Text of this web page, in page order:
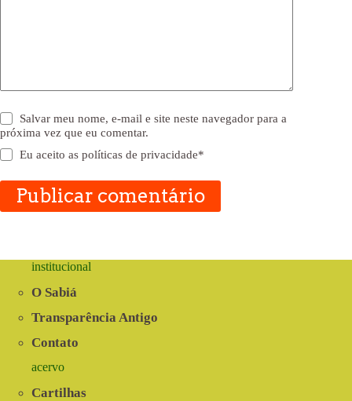
Salvar meu nome, e-mail e site neste navegador para a
próxima vez que eu comentar.
Eu aceito aspolíticas de privacidade*
Publicar comentário
institucional
O Sabiá
Transparência Antigo
Contato
acervo
Cartilhas